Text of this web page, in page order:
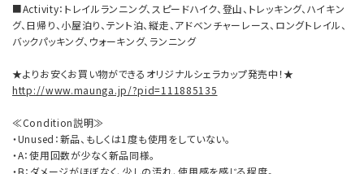
■Activity：トレイルランニング、スピードハイク、登山、トレッキング、ハイキン
グ、日帰り、小屋泊り、テント泊、縦走、アドベンチャーレース、ロングトレイル、
バックパッキング、ウォーキング、ランニング
★よりお安くお買い物ができるオリジナルシェラカップ発売中！★
http://www.maunga.jp/?pid=111885135
≪Condition説明≫
・Unused：新品、もしくは1度も使用をしていない。
・A：使用回数が少なく新品同様。
・B：ダメージがほぼなく、少しの汚れ、使用感を感じる程度。